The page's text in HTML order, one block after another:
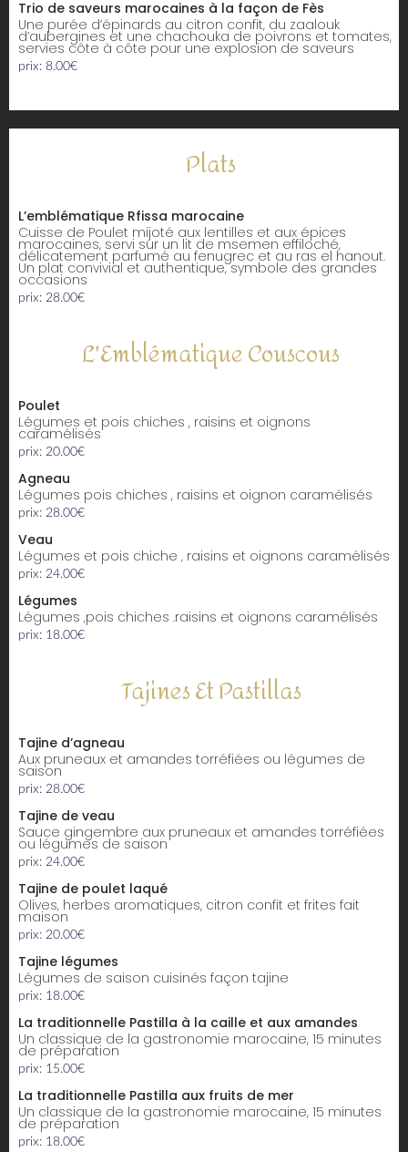
Trio de saveurs marocaines à la façon de Fès
une purée d’épinards au citron confit, du zaalouk
d’aubergines et une chachouka de poivrons et tomates,
servies côte à côte pour une explosion de saveurs
prix: 8.00€
Plats
L’emblématique Rfissa marocaine
Cuisse de Poulet mijoté aux lentilles et aux épices
marocaines, servi sur un lit de msemen effiloché,
délicatement parfumé au fenugrec et au ras el hanout.
Un plat convivial et authentique, symbole des grandes
occasions
prix: 28.00€
L'Emblématique Couscous
Poulet
légumes et pois chiches , raisins et oignons
caramélisés
prix: 20.00€
Agneau
Légumes pois chiches , raisins et oignon caramélisés
prix: 28.00€
Veau
Légumes et pois chiche , raisins et oignons caramélisés
prix: 24.00€
Légumes
Légumes ,pois chiches .raisins et oignons caramélisés
prix: 18.00€
Tajines Et Pastillas
Tajine d’agneau
aux pruneaux et amandes torréfiées ou légumes de
saison
prix: 28.00€
Tajine de veau
sauce gingembre aux pruneaux et amandes torréfiées
ou légumes de saison
prix: 24.00€
Tajine de poulet laqué
Olives, herbes aromatiques, citron confit et frites fait
maison
prix: 20.00€
Tajine légumes
Légumes de saison cuisinés façon tajine
prix: 18.00€
La traditionnelle Pastilla à la caille et aux amandes
Un classique de la gastronomie marocaine, 15 minutes
de préparation
prix: 15.00€
La traditionnelle Pastilla aux fruits de mer
Un classique de la gastronomie marocaine, 15 minutes
de préparation
prix: 18.00€